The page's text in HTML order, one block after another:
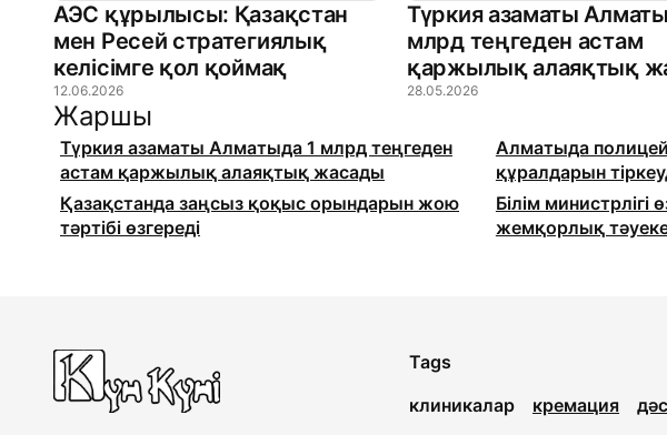
АЭС құрылысы: Қазақстан
мен Ресей стратегиялық
келісімге қол қоймақ
12.06.2026
Түркия азаматы
млрд теңгеден астам
қаржылық алаяқтық
28.05.2026
Жаршы
Түркия азаматы Алматыда 1 млрд теңгеден
астам қаржылық алаяқтық жасады
Алматыда
құралдарын
Қазақстанда заңсыз қоқыс орындарын жою
тәртібі өзгереді
Білім
жемқорлық
Tags
клиникалар
кремация